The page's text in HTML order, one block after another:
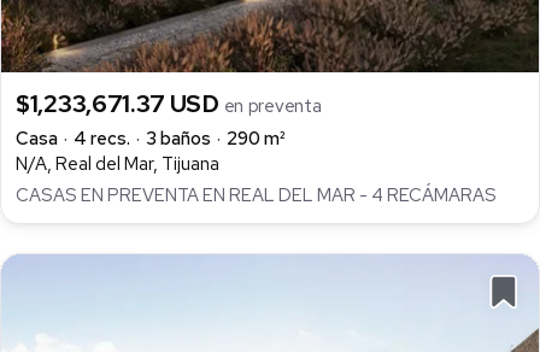
$1,233,671.37 USD en preventa
Casa
4 recs. 3 baños
290 m²
N/A, Real del Mar, Tijuana
CASAS EN PREVENTA EN REAL DEL MAR - 4 RECÁMARAS